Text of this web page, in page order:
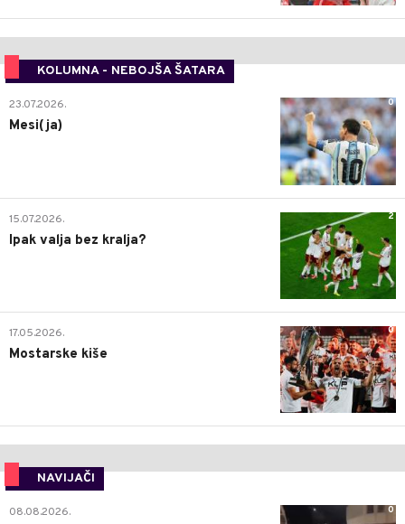
KOLUMNA - NEBOJŠA ŠATARA
0
23.07.2026.
Mesi(ja)
2
15.07.2026.
Ipak valja bez kralja?
0
17.05.2026.
Mostarske kiše
NAVIJAČI
0
08.08.2026.